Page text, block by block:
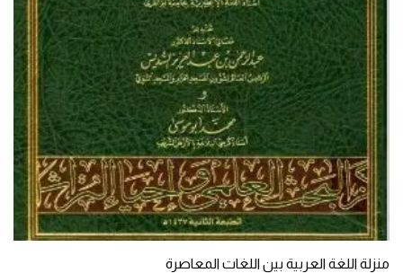
منزلة اللغة العربية بين اللغات المعاصرة